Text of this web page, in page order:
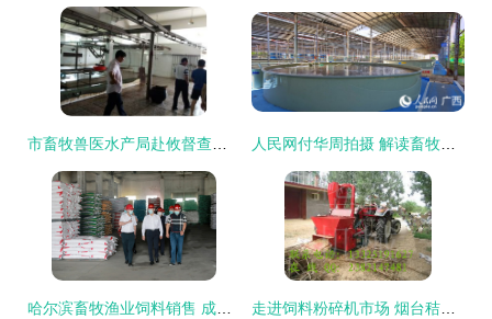
市畜牧兽医水产局赴攸督查养殖业安全生产工作，助力畜牧渔业饲料合规销售 人民网付华周拍摄 解读畜牧渔业饲料销售新动向
哈尔滨畜牧渔业饲料销售 成就与廉政新形势下的思考 走进饲料粉碎机市场 烟台秸秆粉碎机与养牛杂草粉碎机的价格探析